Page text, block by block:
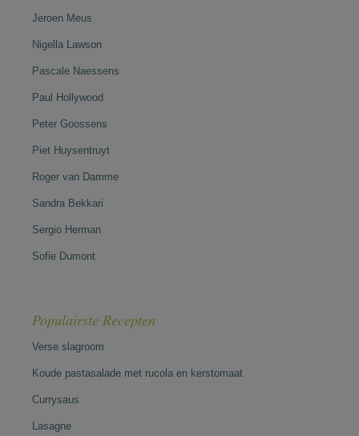
Jeroen Meus
Nigella Lawson
Pascale Naessens
Paul Hollywood
Peter Goossens
Piet Huysentruyt
Roger van Damme
Sandra Bekkari
Sergio Herman
Sofie Dumont
Populairste Recepten
Verse slagroom
Koude pastasalade met rucola en kerstomaat
Currysaus
Lasagne